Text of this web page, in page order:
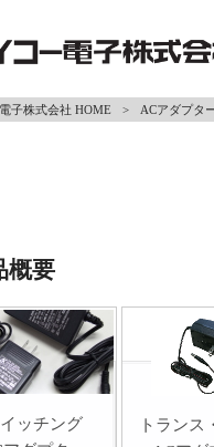
子株式会社 HOME > ACアダプタ
概要
ッチング
トランス